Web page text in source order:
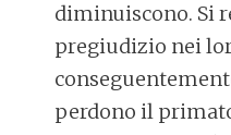
diminuiscono. Si
pregiudizio nei
perdono il